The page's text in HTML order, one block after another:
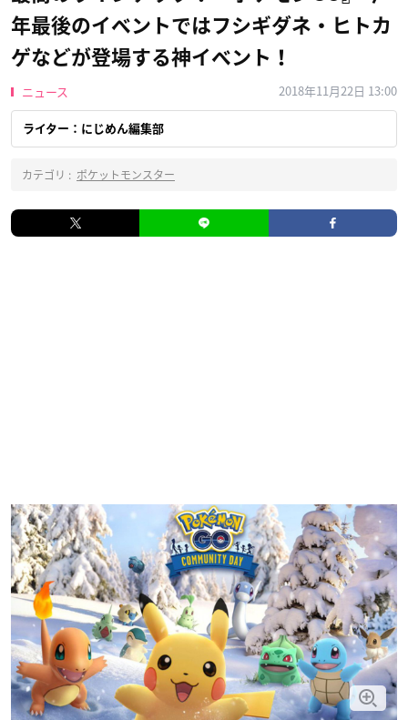
年最後のイベントではフシギダネ・ヒトカ
ゲなどが登場する神イベント！
ニュース 2018年11月22日 13:00
ライター：にじめん編集部
カテゴリ : ポケットモンスター